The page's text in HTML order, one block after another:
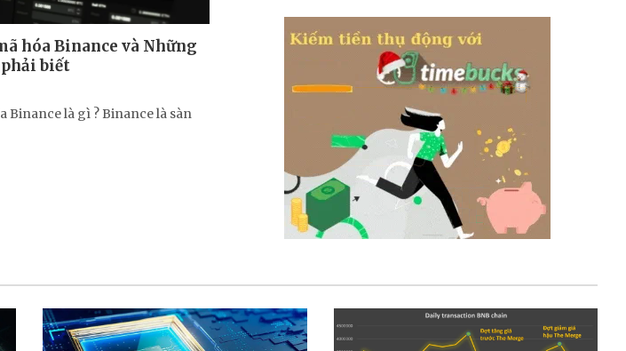
hóa Binance và Những
phải biết
Binance là gì ? Binance là sàn